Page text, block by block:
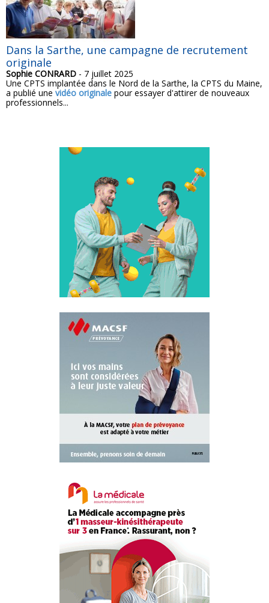
Dans la Sarthe, une campagne de recrutement
originale
Sophie CONRARD - 7 juillet 2025
Une CPTS implantée dans le Nord de la Sarthe, la CPTS du Maine,
a publié une vidéo originale pour essayer d'attirer de nouveaux
professionnels...